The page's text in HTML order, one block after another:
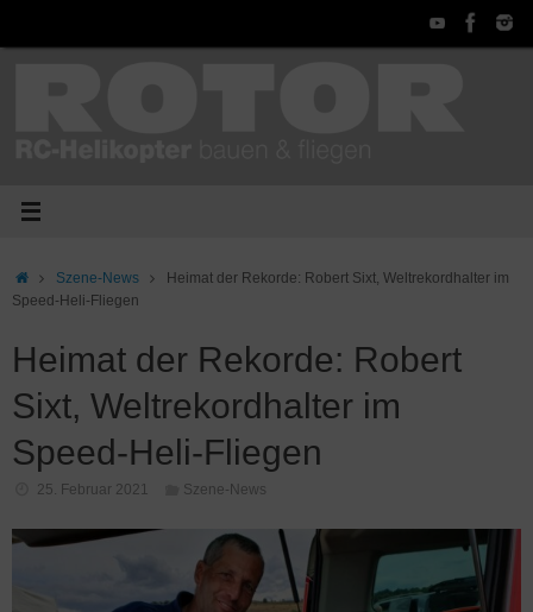
StartSzene-News
Heimat der Rekorde: Robert Sixt, Weltrekordhalter im
Speed-Heli-Fliegen
Heimat der Rekorde: Robert
Sixt, Weltrekordhalter im
Speed-Heli-Fliegen
25. Februar 2021 Szene-News